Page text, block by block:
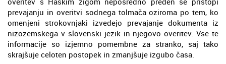
prevajanju in overitvi sodnega tolmača oziroma po tem, ko
omenjeni strokovnjaki izvedejo prevajanje dokumenta iz
nizozemskega v slovenski jezik in njegovo overitev. Vse te
informacije so izjemno pomembne za stranko, saj tako
skrajšuje celoten postopek in zmanjšuje izgubo časa.